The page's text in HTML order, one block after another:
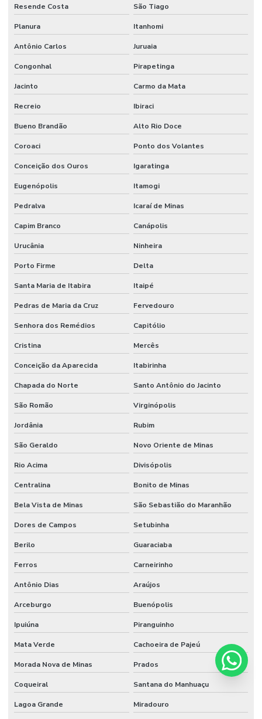
Resende Costa São Tiago
Planura Itanhomi
Antônio Carlos Juruaia
Congonhal Pirapetinga
Jacinto Carmo da Mata
Recreio Ibiraci
Bueno Brandão Alto Rio Doce
Coroaci Ponto dos Volantes
Conceição dos Ouros Igaratinga
Eugenópolis Itamogi
Pedralva Icaraí de Minas
Capim Branco Canápolis
Urucânia Ninheira
Porto Firme Delta
Santa Maria de Itabira Itaipé
Pedras de Maria da Cruz Fervedouro
Senhora dos Remédios Capitólio
Cristina Mercês
Conceição da Aparecida Itabirinha
Chapada do Norte Santo Antônio do Jacinto
São Romão Virginópolis
Jordânia Rubim
São Geraldo Novo Oriente de Minas
Rio Acima Divisópolis
Centralina Bonito de Minas
Bela Vista de Minas São Sebastião do Maranhão
Dores de Campos Setubinha
Berilo Guaraciaba
Ferros Carneirinho
Antônio Dias Araújos
Arceburgo Buenópolis
Ipuiúna Piranguinho
Mata Verde Cachoeira de Pajeú
Morada Nova de Minas Prados
Coqueiral Santana do Manhuaçu
Lagoa Grande Miradouro